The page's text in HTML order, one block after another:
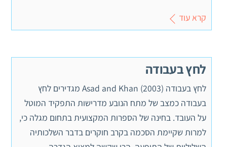
קרא עוד
לחץ בעבודה
לחץ בעבודה Asad and Khan (2003) מגדירים לחץ
בעבודה כמצב של מתח הנובע מדרישות התפקיד המוטל
על העובד. בחינה של הספרות המקצועית בתחום מגלה כי,
למרות שקיימת הסכמה בקרב חוקרים בדבר השלכותיה